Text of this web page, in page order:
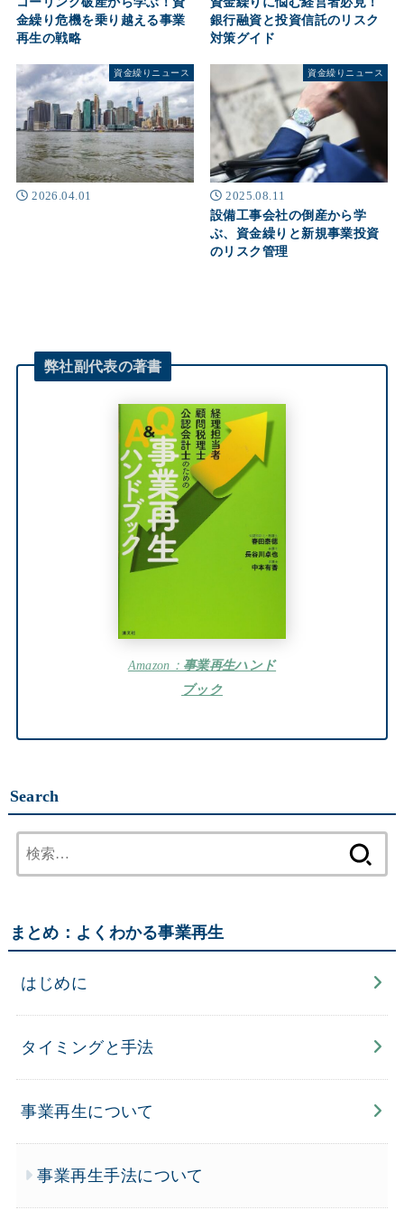
金繰り危機を乗り越える事業
再生の戦略
銀行融資と投資信託のリスク
対策グイド
資金繰りニュース
2026.04.01
資金繰りニュース
2025.08.11
設備工事会社の倒産から学
ぶ、資金繰りと新規事業投資
のリスク管理
弊社副代表の著書
Amazon： 事業再生ハンド
ブック
Search
索:
まとめ：よくわかる事業再生
はじめに
タイミングと手法
事業再生について
事業再生手法について